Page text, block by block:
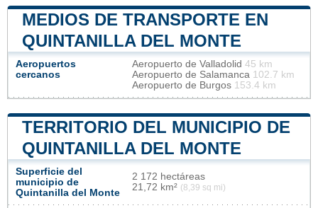
MEDIOS DE TRANSPORTE EN
QUINTANILLA DEL MONTE
Aeropuertos
cercanos
Aeropuerto de Valladolid 45 km
Aeropuerto de Salamanca 102.7 km
Aeropuerto de Burgos 153.4 km
TERRITORIO DEL MUNICIPIO DE
QUINTANILLA DEL MONTE
Superficie del
municipio de
Quintanilla del Monte
2 172 hectáreas
21,72 km² (8,39 sq mi)